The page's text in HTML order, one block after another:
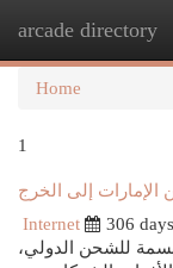
arcade directory
Home
1
إلى الخرج
Internet
306
للشحن الدولي،